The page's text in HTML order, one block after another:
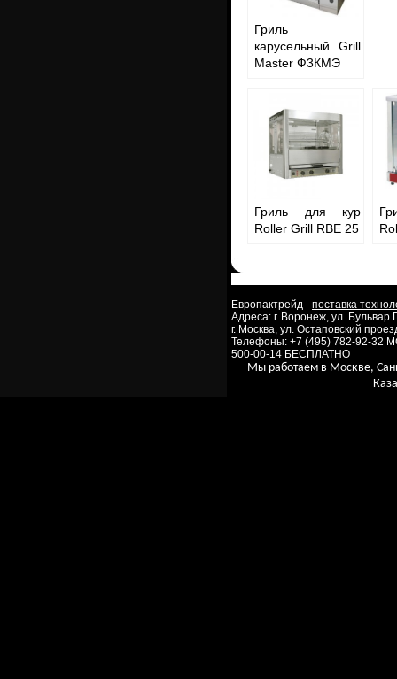
Гриль
карусельный Grill
Master Ф3КМЭ
Гриль для кур
Roller Grill RBE 25
Европактрейд - поставка
Адреса: г. Воронеж, ул.
г. Москва, ул. Остаповский
Телефоны: +7 (495) 782-92-32
500-00-14 БЕСПЛАТНО
Мы работаем в Москве,